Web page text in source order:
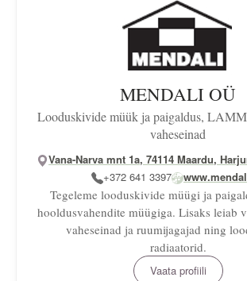
MENDALI OÜ
Looduskivide müük ja paigaldus,
vaheseinad
Vana-Narva mnt 1a, 74114 Maardu,
+372 641 3397
Vaata profiili
Tegeleme looduskivide müügi ja
hooldusvahendite müügiga. Lisaks leiab
vaheseinad ja ruumijagajad ning
radiaatorid.